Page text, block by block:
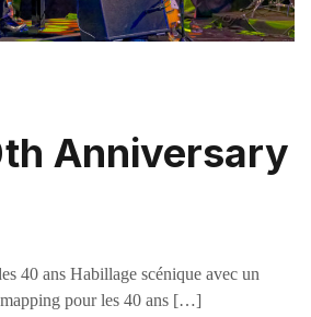
Anniversary
40 ans Habillage scénique avec un
pour les 40 ans […]